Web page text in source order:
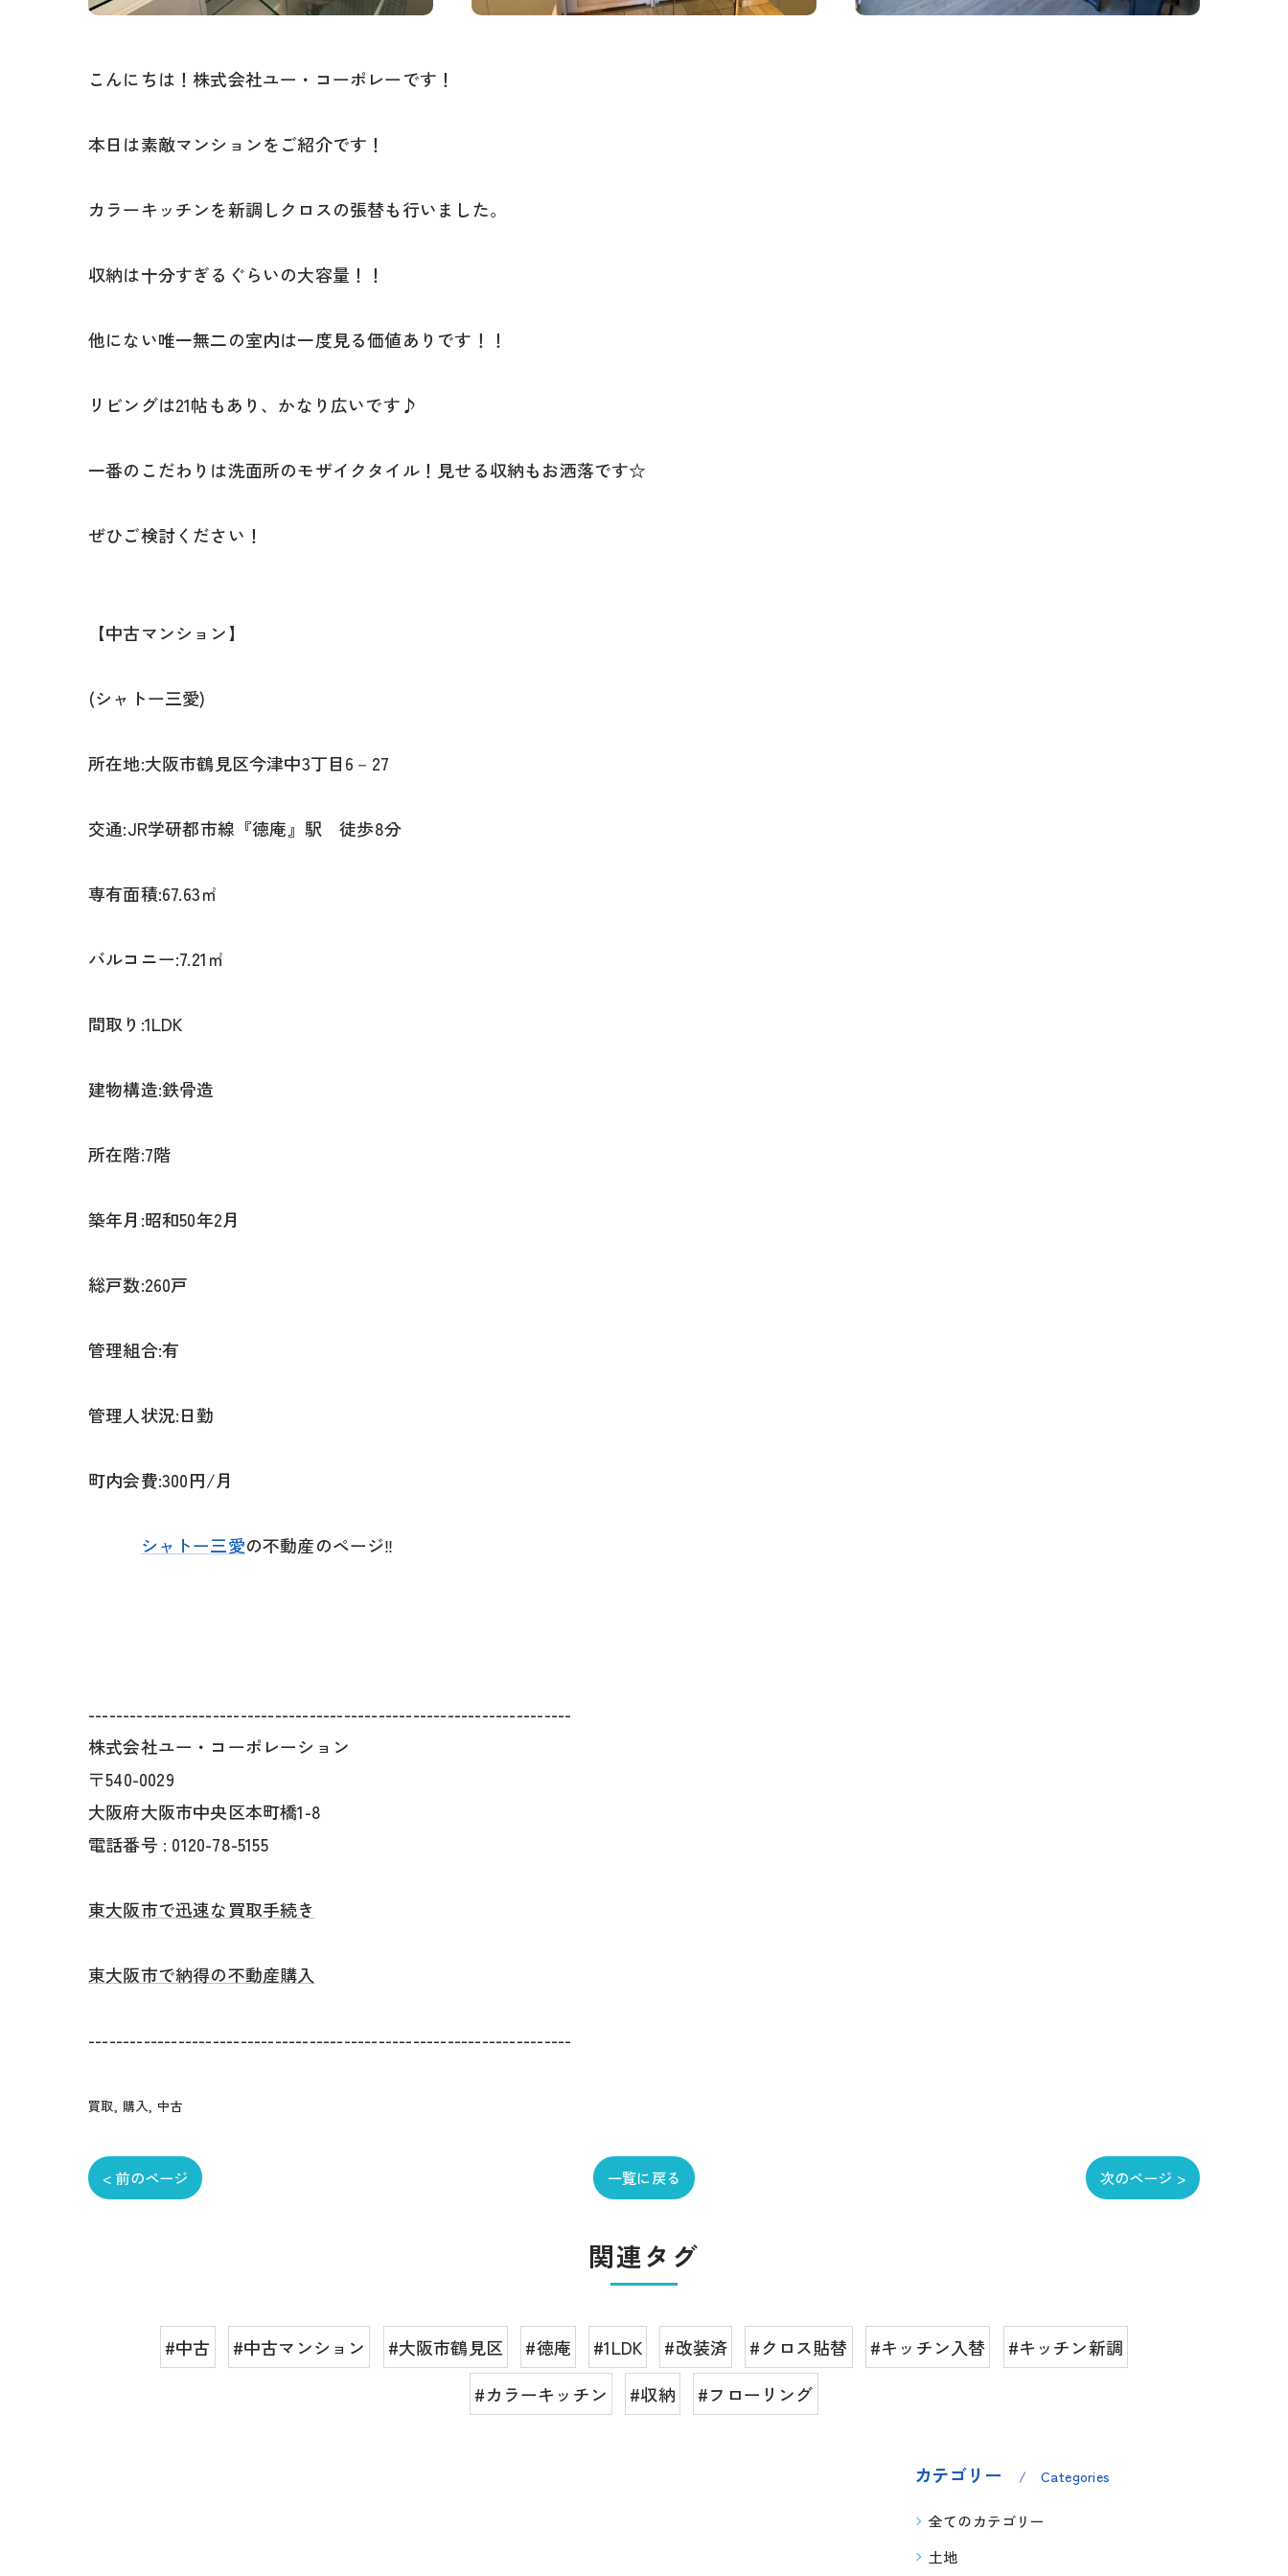
こんにちは！株式会社ユー・コーポレーです！
本日は素敵マンションをご紹介です！
カラーキッチンを新調しクロスの張替も行いました。
収納は十分すぎるぐらいの大容量！！
他にない唯一無二の室内は一度見る価値ありです！！
リビングは21帖もあり、かなり広いです♪
一番のこだわりは洗面所のモザイクタイル！見せる収納もお洒落です☆
ぜひご検討ください！
【中古マンション】
(シャトー三愛)
所在地:大阪市鶴見区今津中3丁目6－27
交通:JR学研都市線『徳庵』駅 徒歩8分
専有面積:67.63㎡
バルコニー:7.21㎡
間取り:1LDK
建物構造:鉄骨造
所在階:7階
築年月:昭和50年2月
総戸数:260戸
管理組合:有
管理人状況:日勤
町内会費:300円/月
シャトー三愛の不動産のページ‼
----------------------------------------------------------------------
株式会社ユー・コーポレーション
〒540-0029
大阪府大阪市中央区本町橋1-8
電話番号 : 0120-78-5155
東大阪市で迅速な買取手続き
東大阪市で納得の不動産購入
----------------------------------------------------------------------
買取 購入 中古
< 前のページ 一覧に戻る 次のページ >
関連タグ
#中古 #中古マンション #大阪市鶴見区 #徳庵 #1LDK #改装済 #クロス貼替 #キッチン入替
#キッチン新調
#カラーキッチン
#収納 #フローリング
カテゴリー Categories
全てのカテゴリー
土地